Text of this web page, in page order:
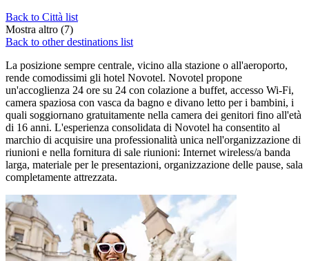
Back to Città list
Mostra altro (7)
Back to other destinations list
La posizione sempre centrale, vicino alla stazione o all'aeroporto,
rende comodissimi gli hotel Novotel. Novotel propone
un'accoglienza 24 ore su 24 con colazione a buffet, accesso Wi-Fi,
camera spaziosa con vasca da bagno e divano letto per i bambini, i
quali soggiornano gratuitamente nella camera dei genitori fino all'età
di 16 anni. L'esperienza consolidata di Novotel ha consentito al
marchio di acquisire una professionalità unica nell'organizzazione di
riunioni e nella fornitura di sale riunioni: Internet wireless/a banda
larga, materiale per le presentazioni, organizzazione delle pause, sala
completamente attrezzata.